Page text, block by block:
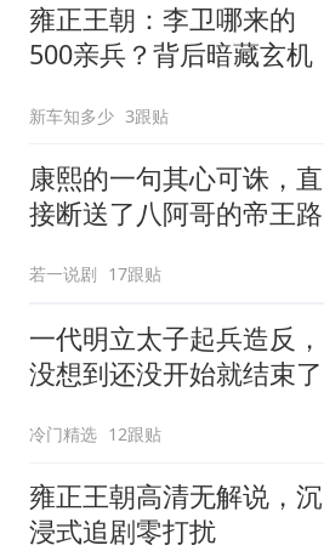
雍正王朝：李卫哪来的
500亲兵？背后暗藏玄机
新车知多少 3跟贴
康熙的一句其心可诛，直
接断送了八阿哥的帝王路
若一说剧 17跟贴
一代明立太子起兵造反，
没想到还没开始就结束了
冷门精选 12跟贴
雍正王朝高清无解说，沉
浸式追剧零打扰